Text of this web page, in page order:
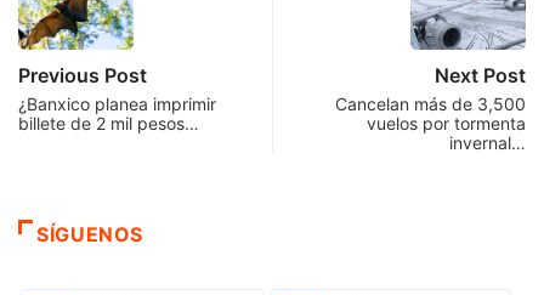
Previous Post
¿Banxico planea imprimir
billete de 2 mil pesos…
Next Post
Cancelan más de 3,500
vuelos por tormenta
invernal…
SÍGUENOS